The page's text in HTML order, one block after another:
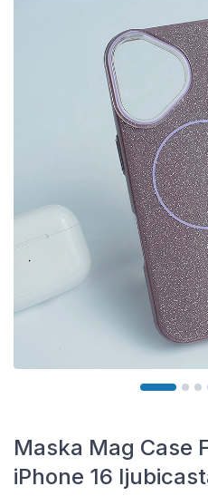
Maska Mag Case
iPhone 16